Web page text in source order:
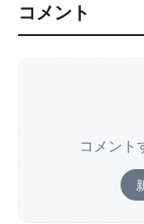
コメント
コメント